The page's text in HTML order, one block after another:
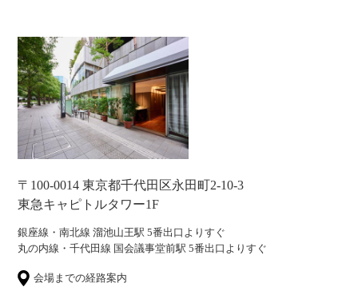
〒100-0014 東京都千代田区永田町2-10-3
東急キャピトルタワー1F
銀座線・南北線 溜池山王駅 5番出口よりすぐ
丸の内線・千代田線 国会議事堂前駅 5番出口よりすぐ
会場までの経路案内